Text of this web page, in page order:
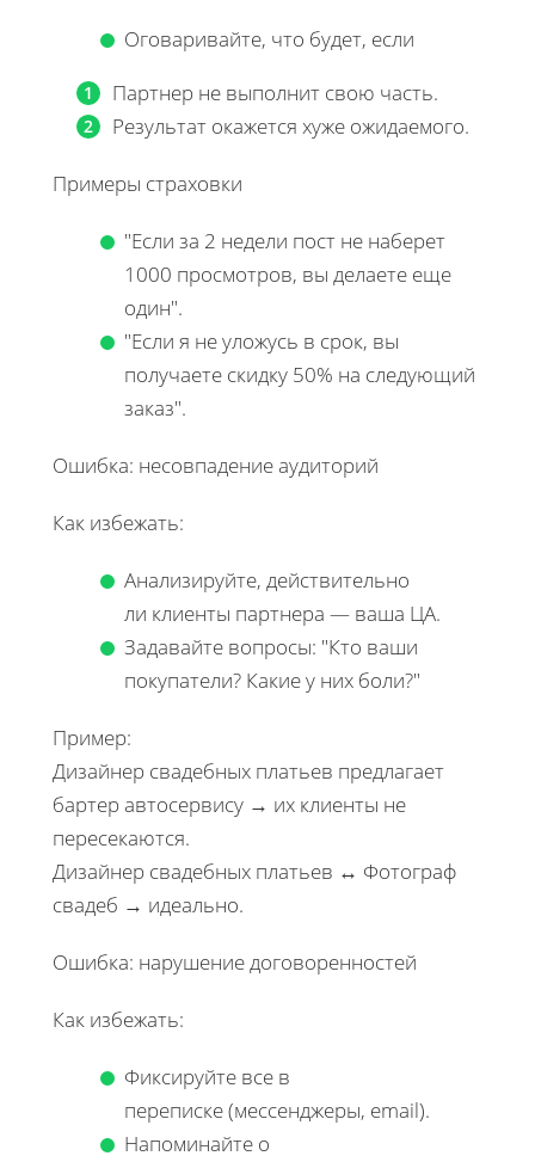
Оговаривайте, что будет, если
Партнер не выполнит свою часть.
Результат окажется хуже ожидаемого.
Примеры страховки
"Если за 2 недели пост не наберет
1000 просмотров, вы делаете еще
один".
"Если я не уложусь в срок, вы
получаете скидку 50% на следующий
заказ".
Ошибка: несовпадение аудиторий
Как избежать:
Анализируйте, действительно
ли клиенты партнера — ваша ЦА.
Задавайте вопросы: "Кто ваши
покупатели? Какие у них боли?"
Пример:
Дизайнер свадебных платьев предлагает
бартер автосервису → их клиенты не
пересекаются.
Дизайнер свадебных платьев ↔ Фотограф
свадеб → идеально.
Ошибка: нарушение договоренностей
Как избежать:
Фиксируйте все в
переписке (мессенджеры, email).
Напоминайте о